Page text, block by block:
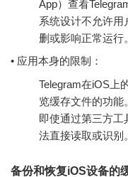
App）查看
系统设计不允许
删或影响正常运行。
• 应用本身的限制：
Telegram在iOS上
览缓存文件的功能。
即使通过第三方
法直接读取或识别。
备份和恢复iOS设备的